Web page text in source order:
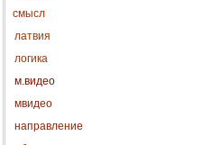
смысл
латвия
логика
м.видео
мвидео
направление